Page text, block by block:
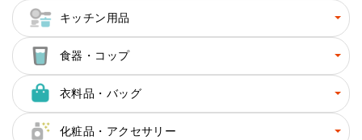
キッチン用品
食器・コップ
衣料品・バッグ
化粧品・アクセサリー